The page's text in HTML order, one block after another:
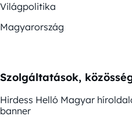
Világpolitika
Magyarország
Szolgáltatások,
Hirdess Helló Magyar
banner